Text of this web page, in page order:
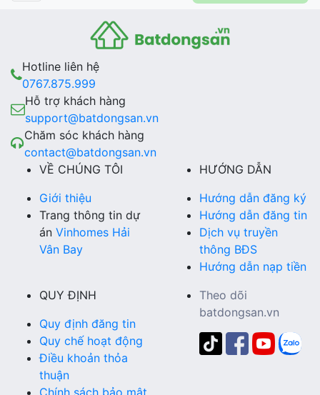
Hotline liên hệ
0767.875.999
Hỗ trợ khách hàng
support@batdongsan.vn
Chăm sóc khách hàng
contact@batdongsan.vn
VỀ CHÚNG TÔI
Giới thiệu
Trang thông tin dự
án Vinhomes Hải
Vân Bay
HƯỚNG DẪN
Hướng dẫn đăng ký
Hướng dẫn đăng tin
Dịch vụ truyền
thông BĐS
Hướng dẫn nạp tiền
QUY ĐỊNH
Quy định đăng tin
Quy chế hoạt động
Điều khoản thỏa
thuận
Theo dõi
batdongsan.vn